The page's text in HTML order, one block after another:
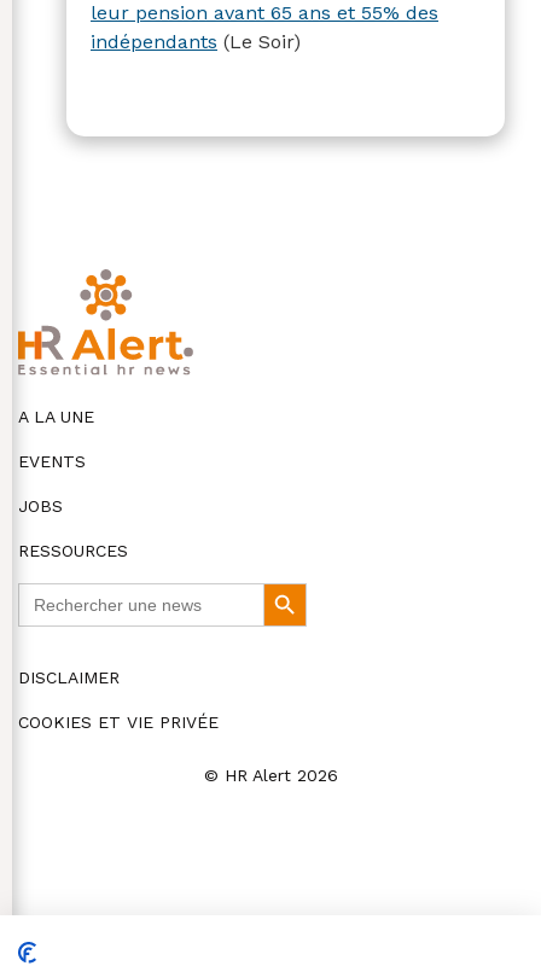
leur pension avant 65 ans et 55% des
indépendants (Le Soir)
A LA UNE
EVENTS
JOBS
RESSOURCES
Search
Button
DISCLAIMER
COOKIES ET VIE PRIVÉE
© HR Alert 2026